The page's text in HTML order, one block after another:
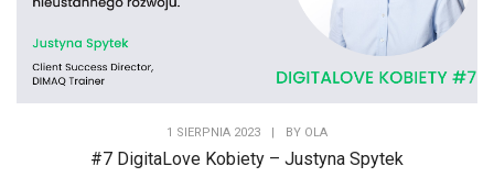
1 SIERPNIA 2023 | BY OLA
#7 DigitaLove Kobiety – Justyna Spytek